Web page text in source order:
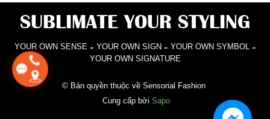
SUBLIMATE YOUR STYLING
YOUR OWN SENSE - YOUR OWN SIGN - YOUR OWN SYMBOL -
YOUR OWN SIGNATURE
© Bản quyền thuộc về Sensorial Fashion
Cung cấp bởi Sapo